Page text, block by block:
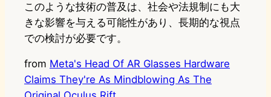
このような技術の普及は、社会や法規制にも大
きな影響を与える可能性があり、長期的な視点
での検討が必要です。
from Meta's Head Of AR Glasses Hardware
Claims They're As Mindblowing As The